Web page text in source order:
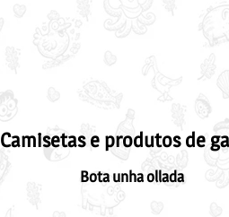
Camisetas e produtos de
Bota unha ollada